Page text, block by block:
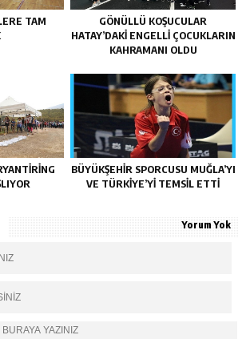
TAM
GÖNÜLLÜ KOŞUCULAR
HATAY’DAKI ENGELLI ÇOCUKLARIN
KAHRAMANI OLDU
BÜYÜKŞEHIR SPORCUSU MUĞLA’YI
VE TÜRKIYE’YI TEMSIL ETTI
Yorum Yok